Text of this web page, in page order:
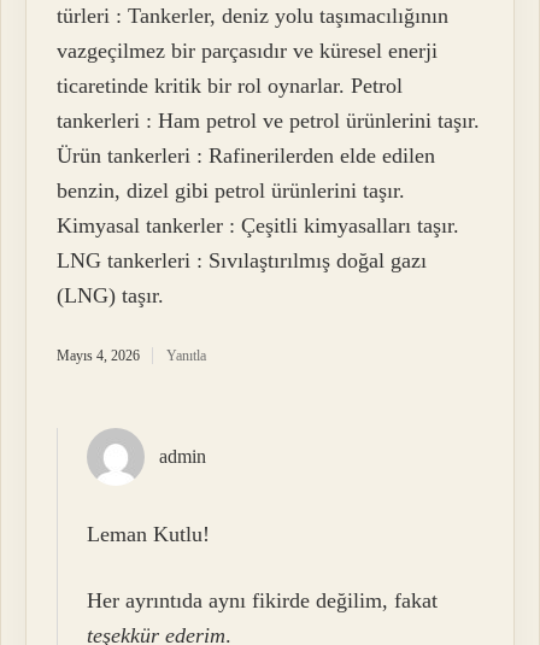
türleri : Tankerler, deniz yolu taşımacılığının
vazgeçilmez bir parçasıdır ve küresel enerji
ticaretinde kritik bir rol oynarlar. Petrol
tankerleri : Ham petrol ve petrol ürünlerini taşır.
Ürün tankerleri : Rafinerilerden elde edilen
benzin, dizel gibi petrol ürünlerini taşır.
Kimyasal tankerler : Çeşitli kimyasalları taşır.
LNG tankerleri : Sıvılaştırılmış doğal gazı
(LNG) taşır.
Mayıs 4, 2026 Yanıtla
admin
Leman Kutlu!
Her ayrıntıda aynı fikirde değilim, fakat
teşekkür ederim.